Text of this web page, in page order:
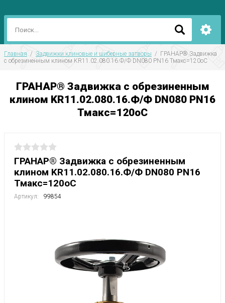
Главная
  /
Задвижки клиновые и шиберные затворы
  /  ГРАНАР® Задвижка
с обрезиненным клином KR11.02.080.16.Ф/Ф DN080 РN16 Тмакс=120оС
ГРАНАР® Задвижка с обрезиненным
клином KR11.02.080.16.Ф/Ф DN080 РN16
Тмакс=120оС
ГРАНАР® Задвижка с обрезиненным
клином KR11.02.080.16.Ф/Ф DN080 РN16
Тмакс=120оС
Артикул: 99854